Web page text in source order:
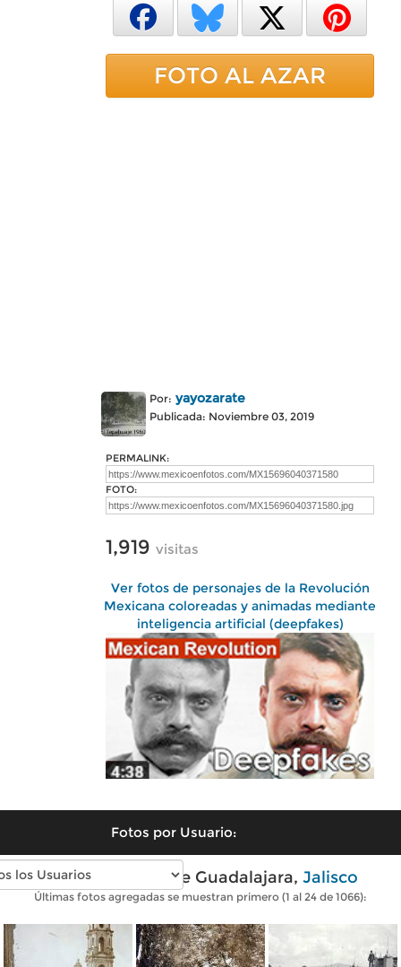
FOTO AL AZAR
Por: yayozarate
Publicada: Noviembre 03, 2019
PERMALINK:
FOTO:
1,919 visitas
Ver fotos de personajes de la Revolución
Mexicana coloreadas y animadas mediante
inteligencia artificial (deepfakes)
Fotos por Usuario:
Fotos antiguas de Guadalajara, Jalisco
Últimas fotos agregadas se muestran primero (1 al 24 de 1066):